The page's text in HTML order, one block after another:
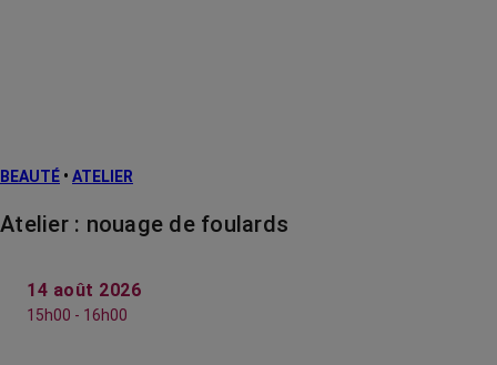
BEAUTÉ • ATELIER
Atelier : nouage de foulards
14 août 2026
15h00 - 16h00